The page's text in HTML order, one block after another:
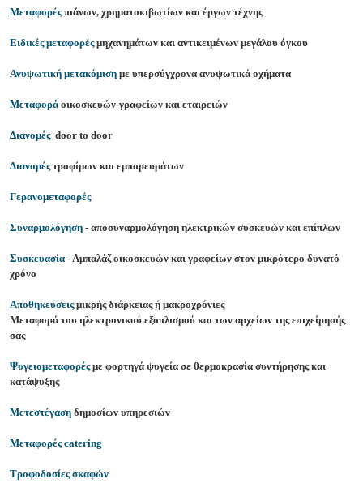
Μεταφορέςπιάνων, χρηματοκιβωτίων και έργων τέχνης
Ειδικές μεταφορέςμηχανημάτων και αντικειμένων μεγάλου όγκου
Ανυψωτική μετακόμιση με υπερσύγχρονα ανυψωτικά οχήματα
Μεταφορά οικοσκευών-γραφείων και εταιρειών
Διανομές door to door
Διανομέςτροφίμων και εμπορευμάτων
Γερανομεταφορές
Συναρμολόγηση - αποσυναρμολόγηση ηλεκτρικών συσκευών και επίπλων
Συσκευασία - Αμπαλάζ οικοσκευών και γραφείων στον μικρότερο δυνατό
χρόνο
Αποθηκεύσειςμικρής διάρκειας ή μακροχρόνιες
Μεταφορά του ηλεκτρονικού εξοπλισμού και των αρχείων της επιχείρησής
σας
Ψυγειομεταφορέςμε φορτηγά ψυγεία σε θερμοκρασία συντήρησης και
κατάψυξης
Μετεστέγαση δημοσίων υπηρεσιών
Μεταφορές catering
Τροφοδοσίες σκαφών